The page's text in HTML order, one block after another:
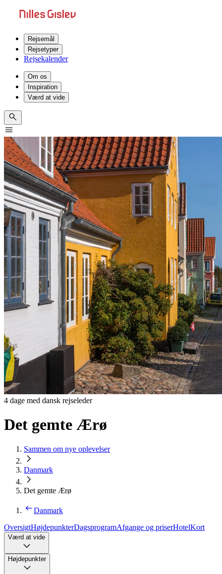
Rejsemål
Rejsetyper
Rejsekalender
Om os
Inspiration
Værd at vide
4 dage med dansk rejseleder
Det gemte Ærø
Sammen om nye oplevelser
Danmark
Det gemte Ærø
Danmark
OversigtHøjdepunkterDagsprogramAfgange og priserHotelKort
Værd at vide
Højdepunkter